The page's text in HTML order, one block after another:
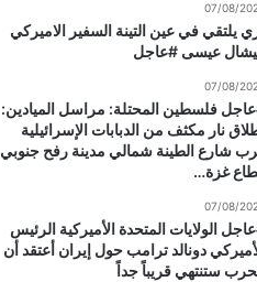
07/08/
يلتقي في عين التينة السفير الاميركي
عيسى #عاجل
07/08/
فلسطين المحتلة: مراسل الميادين:
نار مكثف من الدبابات الإسرائيلية
شارع الطينة شمالي مدينة رفح جنوبي
غزة…
07/08/
الولايات المتحدة الأميركية الرئيس
دونالد ترامب حول إيران أعتقد أن
ستنتهي قريباً جداً